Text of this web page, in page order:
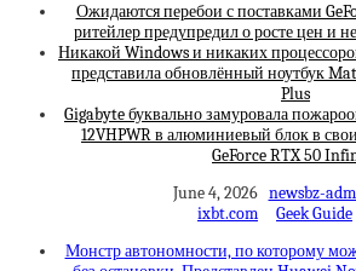
Ожидаются перебои с поставками
ритейлер предупредил о росте цен и
Никакой Windows и никаких
представила обновлённый ноутбук
Plus
Gigabyte буквально замуровала
12VHPWR в алюминиевый блок в
GeForce RTX 50
June 4, 2026 newsbz-
ixbt.com
Geek Guide
Монстр автономности, по которому